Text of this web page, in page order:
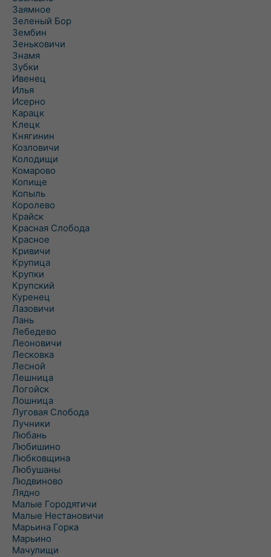
Заямное
Зеленый Бор
Зембин
Зеньковичи
Знамя
Зубки
Ивенец
Илья
Исерно
Карацк
Клецк
Княгинин
Козловичи
Колодищи
Комарово
Копище
Копыль
Королево
Крайск
Красная Слобода
Красное
Кривичи
Крупица
Крупки
Крупский
Куренец
Лазовичи
Лань
Лебедево
Леоновичи
Лесковка
Лесной
Лешница
Логойск
Лошница
Луговая Слобода
Лучники
Любань
Любишино
Любковщина
Любушаны
Людвиново
Лядно
Малые Городятичи
Малые Нестановичи
Марьина Горка
Марьино
Мачулищи